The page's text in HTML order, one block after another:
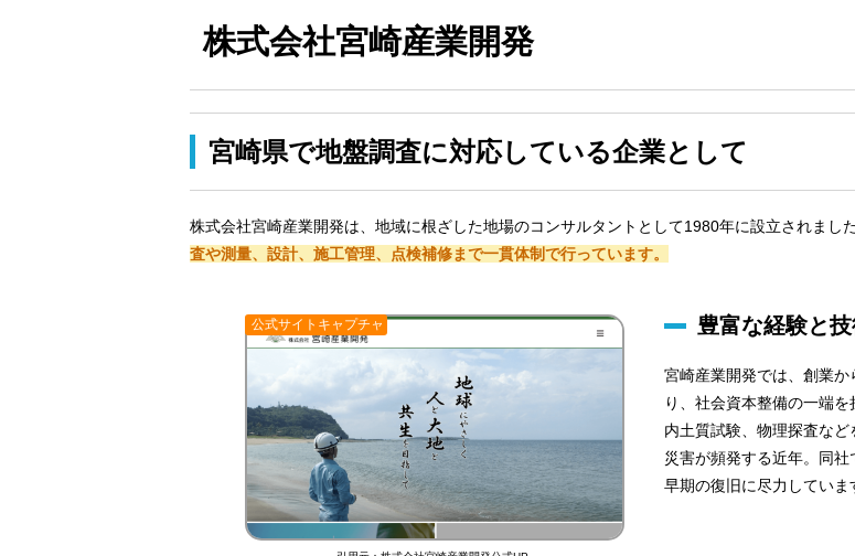
株式会社宮崎産業開発
宮崎県で地盤調査に対応している企業として
株式会社宮崎産業開発は、地域に根ざした地場のコンサルタントとして1980年に設立されま
査や測量、設計、施工管理、点検補修まで一貫体制で行っています。
公式サイトキャプチャ 豊富な経験と
宮崎産業開発では、創業
り、社会資本整備の一端
内土質試験、物理探査な
災害が頻発する近年。同社
早期の復旧に尽力していま